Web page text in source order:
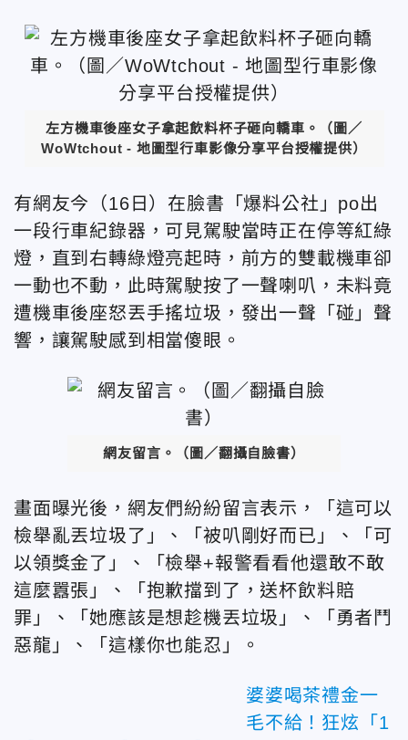
左方機車後座女子拿起飲料杯子砸向轎車。（圖／
WoWtchout - 地圖型行車影像分享平台授權提供）
有網友今（16日）在臉書「爆料公社」po出
一段行車紀錄器，可見駕駛當時正在停等紅綠
燈，直到右轉綠燈亮起時，前方的雙載機車卻
一動也不動，此時駕駛按了一聲喇叭，未料竟
遭機車後座怒丟手搖垃圾，發出一聲「碰」聲
響，讓駕駛感到相當傻眼。
網友留言。（圖／翻攝自臉書）
畫面曝光後，網友們紛紛留言表示，「這可以
檢舉亂丟垃圾了」、「被叭剛好而已」、「可
以領獎金了」、「檢舉+報警看看他還敢不敢
這麼囂張」、「抱歉擋到了，送杯飲料賠
罪」、「她應該是想趁機丟垃圾」、「勇者鬥
惡龍」、「這樣你也能忍」。
婆婆喝茶禮金一
毛不給！狂炫「1